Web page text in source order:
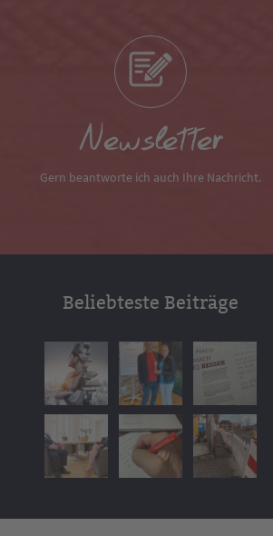
Newsletter
Gern beantworte ich auch Ihre Nachricht.
Beliebteste Beiträge